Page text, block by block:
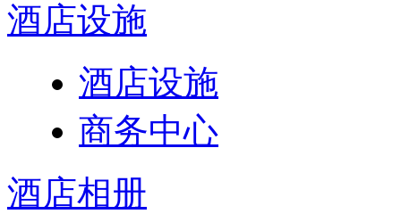
酒店设施
酒店设施
商务中心
酒店相册